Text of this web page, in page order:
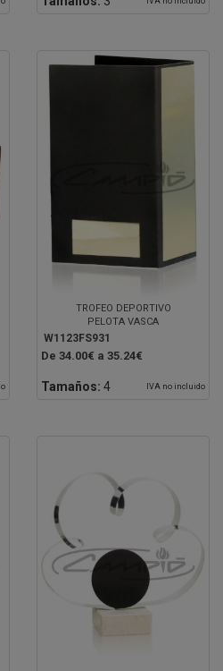
TROFEO DEPORTIVO
PELOTA VASCA
W1123FS931
De 34.00€ a 35.24€
Tamaños: 4 IVA no incluido